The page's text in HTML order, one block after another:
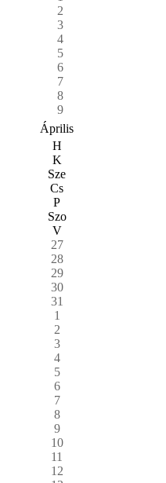
2
3
4
5
6
7
8
9
Április
H
K
Sze
Cs
P
Szo
V
27
28
29
30
31
1
2
3
4
5
6
7
8
9
10
11
12